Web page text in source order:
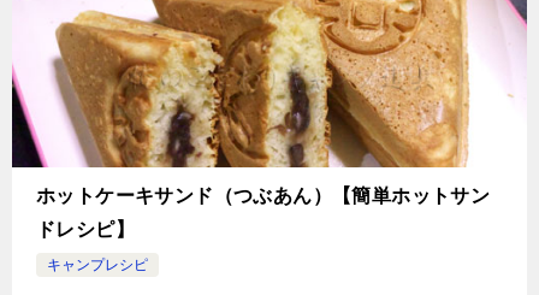
ホットケーキサンド（つぶあん）【簡単ホットサン
ドレシピ】
キャンプレシピ